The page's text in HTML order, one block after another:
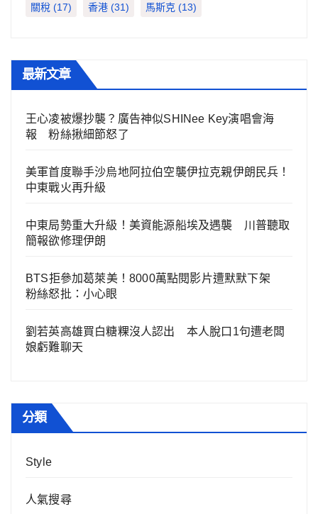
關稅 (17) 香港 (31) 馬斯克 (13)
最新文章
王心凌被爆抄襲？廣告神似SHINee Key演唱會海
報 粉絲揪細節怒了
美軍首度聯手沙烏地阿拉伯空襲伊拉克親伊朗民兵！
中東戰火再升級
中東局勢重大升級！美資能源船埃及遇襲 川普聽取
簡報欲修理伊朗
BTS拒參加葛萊美！8000萬點閱影片遭默默下架
粉絲怒批：小心眼
劉若英高雄買白糖粿沒人認出 本人脫口1句遭老闆
娘虧難聊天
分類
Style
人氣搜尋